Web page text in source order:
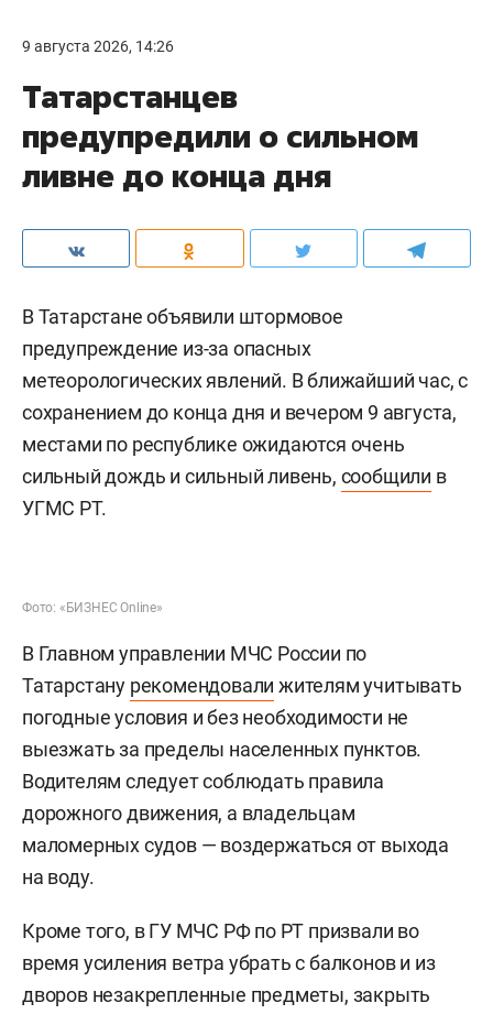
9 августа 2026, 14:26
Татарстанцев
предупредили о сильном
ливне до конца дня
В Татарстане объявили штормовое
предупреждение из-за опасных
метеорологических явлений. В ближайший час, с
сохранением до конца дня и вечером 9 августа,
местами по республике ожидаются очень
сильный дождь и сильный ливень, сообщили в
УГМС РТ.
Фото: «БИЗНЕС Online»
В Главном управлении МЧС России по
Татарстану рекомендовали жителям учитывать
погодные условия и без необходимости не
выезжать за пределы населенных пунктов.
Водителям следует соблюдать правила
дорожного движения, а владельцам
маломерных судов — воздержаться от выхода
на воду.
Кроме того, в ГУ МЧС РФ по РТ призвали во
время усиления ветра убрать с балконов и из
дворов незакрепленные предметы, закрыть